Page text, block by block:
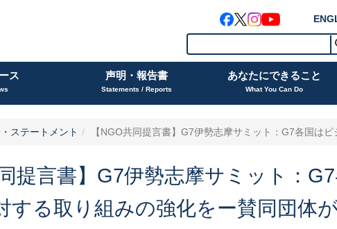
ス 声明・報告書
Statements / Reports
あなたにできること
What You Can Do
ステートメント 【NGO共同提言書】G7伊勢志摩サミット：G7各国はビ
提言書】G7伊勢志摩サミット：
する取り組みの強化をー賛同団体